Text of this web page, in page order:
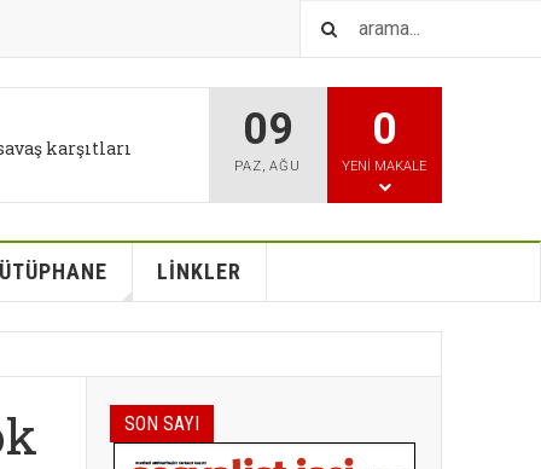
değişikliği bizi 09
PAZ,AĞU
0
YENI MAKALE
LİNKLER
SON SAYI